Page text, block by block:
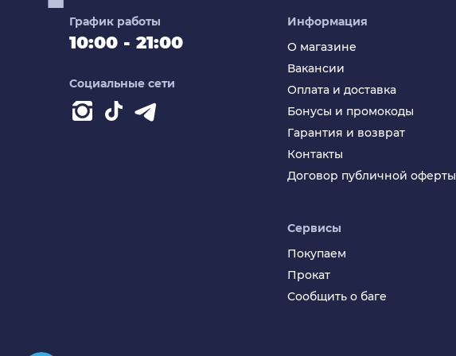
График работы
10:00 - 21:00
Социальные сети
Информация
О магазине
Вакансии
Оплата и доставка
Бонусы и промокоды
Гарантия и возврат
Контакты
Договор публичной оферты
Сервисы
Покупаем
Прокат
Сообщить о баге